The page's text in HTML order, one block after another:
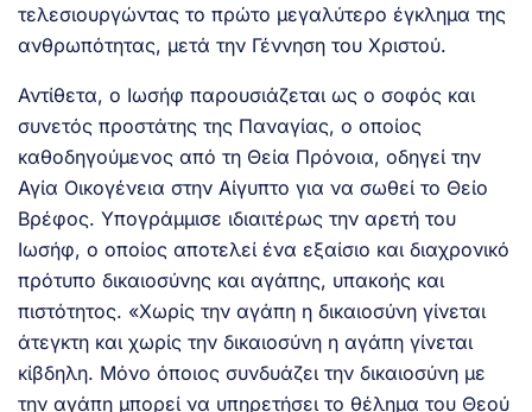
τελεσιουργώντας το πρώτο μεγαλύτερο έγκλημα της
ανθρωπότητας, μετά την Γέννηση του Χριστού.
Αντίθετα, ο Ιωσήφ παρουσιάζεται ως ο σοφός και
συνετός προστάτης της Παναγίας, ο οποίος
καθοδηγούμενος από τη Θεία Πρόνοια, οδηγεί την
Αγία Οικογένεια στην Αίγυπτο για να σωθεί το Θείο
Βρέφος. Υπογράμμισε ιδιαιτέρως την αρετή του
Ιωσήφ, ο οποίος αποτελεί ένα εξαίσιο και διαχρονικό
πρότυπο δικαιοσύνης και αγάπης, υπακοής και
πιστότητος. «Χωρίς την αγάπη η δικαιοσύνη γίνεται
άτεγκτη και χωρίς την δικαιοσύνη η αγάπη γίνεται
κίβδηλη. Μόνο όποιος συνδυάζει την δικαιοσύνη με
την αγάπη μπορεί να υπηρετήσει το θέλημα του Θεού